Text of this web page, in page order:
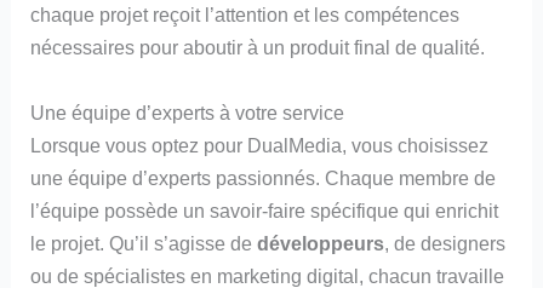
chaque projet reçoit l’attention et les compétences
nécessaires pour aboutir à un produit final de qualité.
Une équipe d’experts à votre service
Lorsque vous optez pour DualMedia, vous choisissez
une équipe d’experts passionnés. Chaque membre de
l’équipe possède un savoir-faire spécifique qui enrichit
le projet. Qu’il s’agisse dedéveloppeurs, de designers
ou de spécialistes en marketing digital, chacun travaille